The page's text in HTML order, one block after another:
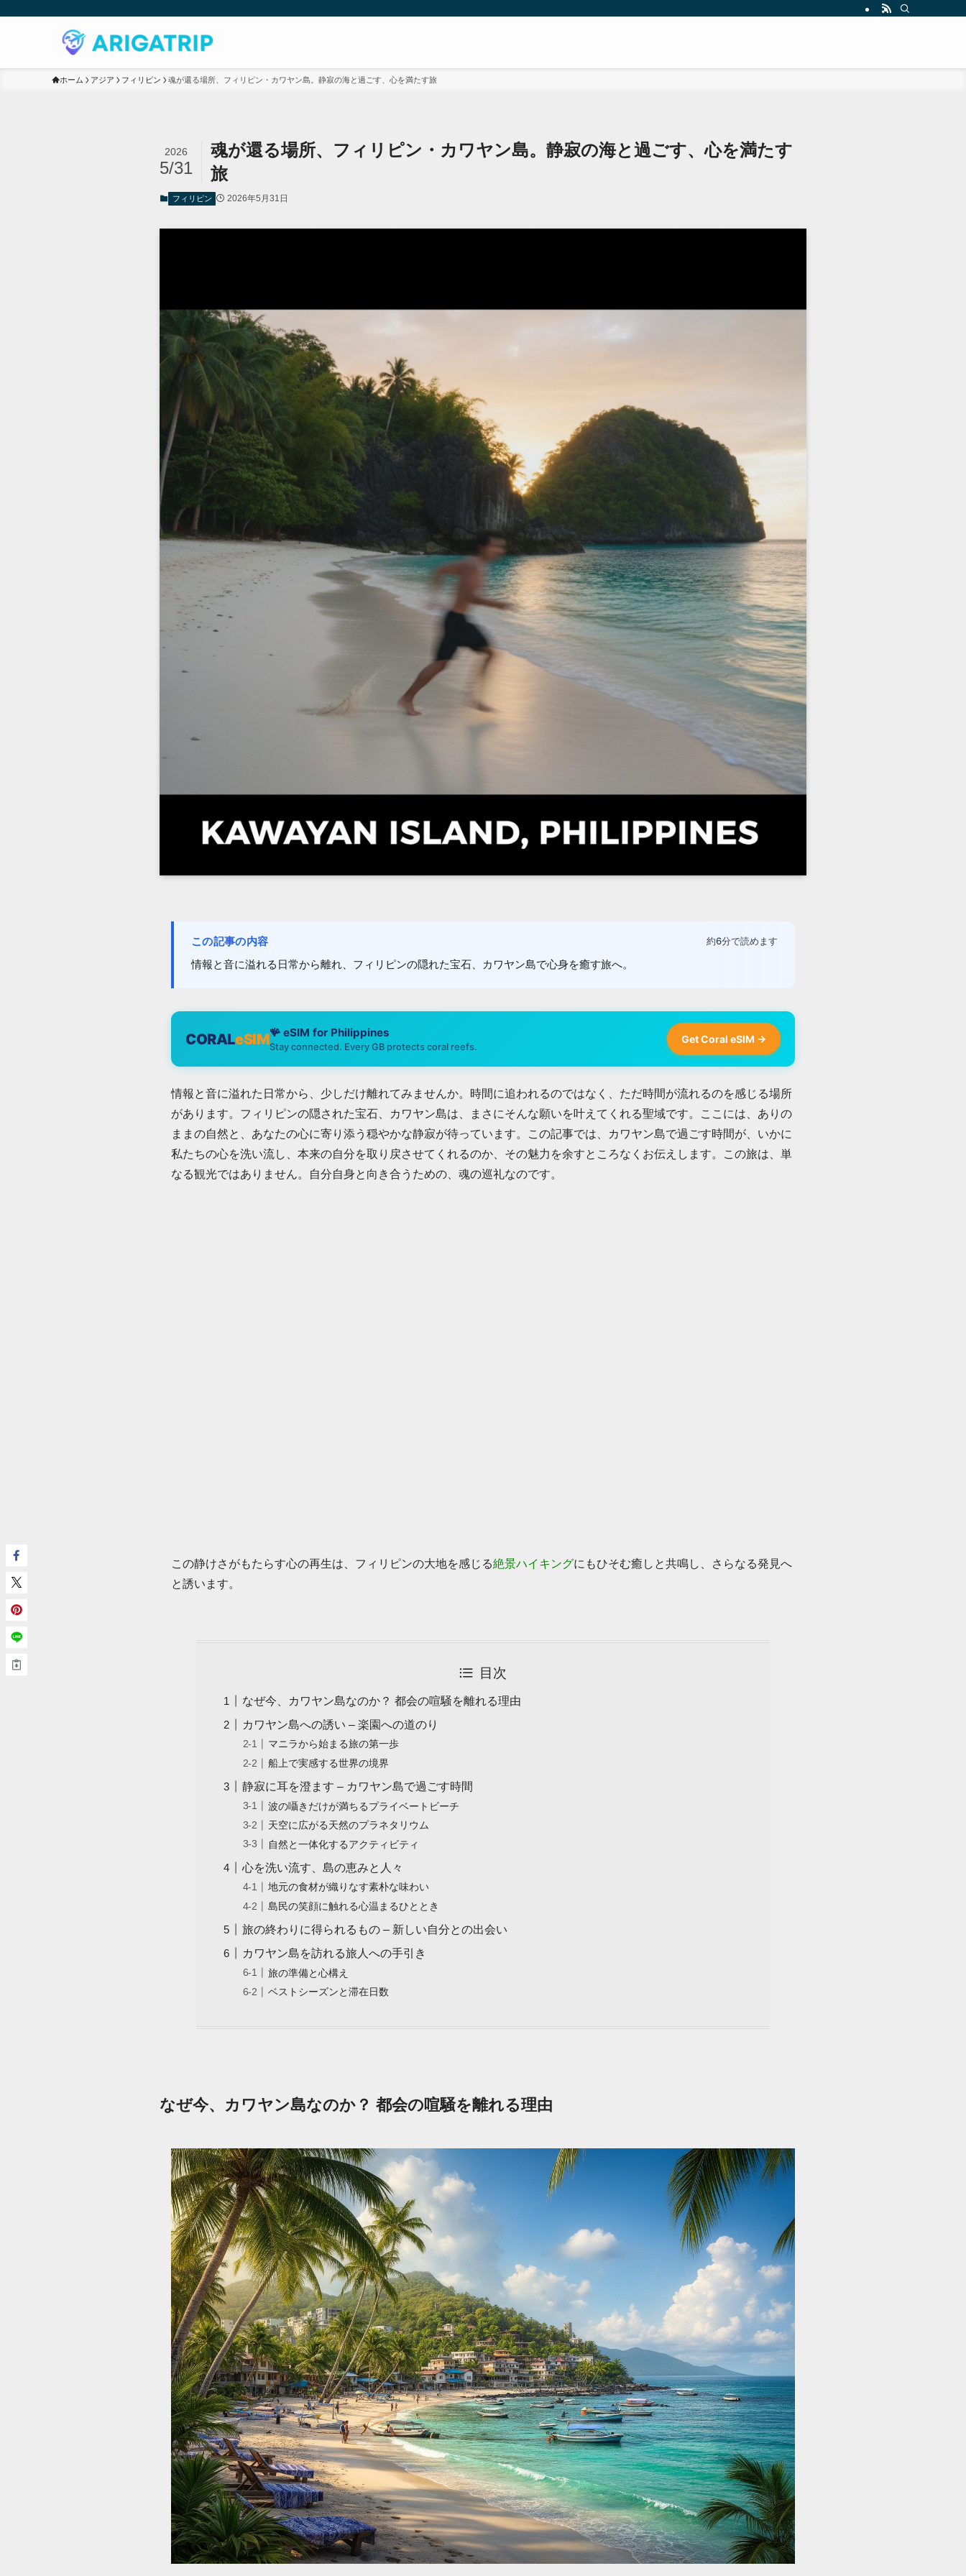
ホーム アジア フィリピン 魂が還る場所、フィリピン・カワヤン島。静寂の海と過ごす、心を満たす旅
魂が還る場所、フィリピン・カワヤン島。静寂の海と過ごす、心を満たす
旅
2026
5/31
フィリピン 2026年5月31日
この記事の内容 約6分で読めます
情報と音に溢れる日常から離れ、フィリピンの隠れた宝石、カワヤン島で心身を癒す旅へ。
CORALeSIM🪸 eSIM for Philippines
Stay connected. Every GB protects coral reefs.
Get Coral eSIM →
情報と音に溢れた日常から、少しだけ離れてみませんか。時間に追われるのではなく、ただ時間が流れるのを感じる場所
があります。フィリピンの隠された宝石、カワヤン島は、まさにそんな願いを叶えてくれる聖域です。ここには、ありの
ままの自然と、あなたの心に寄り添う穏やかな静寂が待っています。この記事では、カワヤン島で過ごす時間が、いかに
私たちの心を洗い流し、本来の自分を取り戻させてくれるのか、その魅力を余すところなくお伝えします。この旅は、単
なる観光ではありません。自分自身と向き合うための、魂の巡礼なのです。
この静けさがもたらす心の再生は、フィリピンの大地を感じる絶景ハイキングにもひそむ癒しと共鳴し、さらなる発見へ
と誘います。
目次
なぜ今、カワヤン島なのか？ 都会の喧騒を離れる理由
カワヤン島への誘い – 楽園への道のり
マニラから始まる旅の第一歩
船上で実感する世界の境界
静寂に耳を澄ます – カワヤン島で過ごす時間
波の囁きだけが満ちるプライベートビーチ
天空に広がる天然のプラネタリウム
自然と一体化するアクティビティ
心を洗い流す、島の恵みと人々
地元の食材が織りなす素朴な味わい
島民の笑顔に触れる心温まるひととき
旅の終わりに得られるもの – 新しい自分との出会い
カワヤン島を訪れる旅人への手引き
旅の準備と心構え
ベストシーズンと滞在日数
なぜ今、カワヤン島なのか？ 都会の喧騒を離れる理由